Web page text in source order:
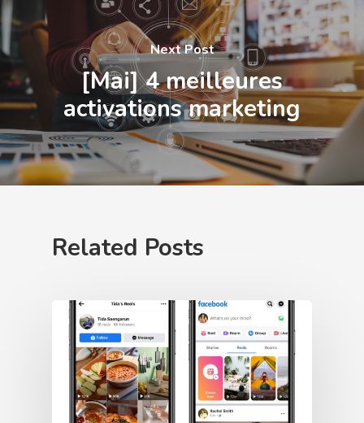
Next Post
[Mai] 4 meilleures
activations marketing
Related Posts